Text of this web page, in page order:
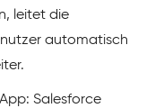
leitet die
automatisch
Salesforce